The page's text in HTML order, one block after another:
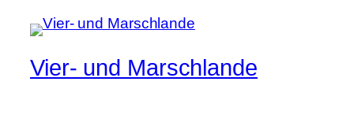
Vier- und Marschlande